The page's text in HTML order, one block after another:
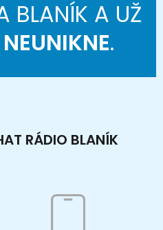
BLANÍK A UŽ
.
RÁDIO BLANÍK